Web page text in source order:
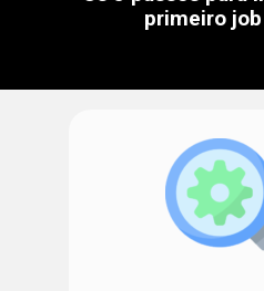
primeiro